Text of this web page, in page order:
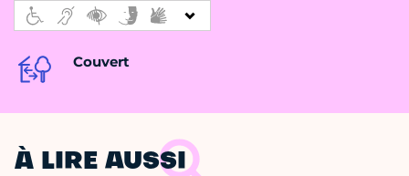
Couvert
À LIRE AUSSI